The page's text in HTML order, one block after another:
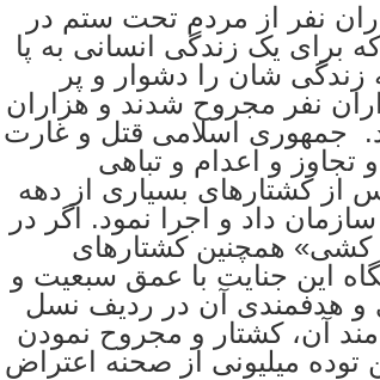
نفر از مردم تحت ستم در
برای یک زندگی انسانی به پا
شان را دشوار و پر
نفر مجروح شدند و هزاران
جمهوری اسلامی قتل و غارت
و اعدام و تباهی
از کشتارهای بسیاری از دهه
داد و اجرا نمود. اگر در
کشی» همچنین کشتارهای
این جنایت با عمق سبعیت و
و هدفمندی آن در ردیف نسل
آن، کشتار و مجروح نمودن
توده میلیونی از صحنه اعتراض